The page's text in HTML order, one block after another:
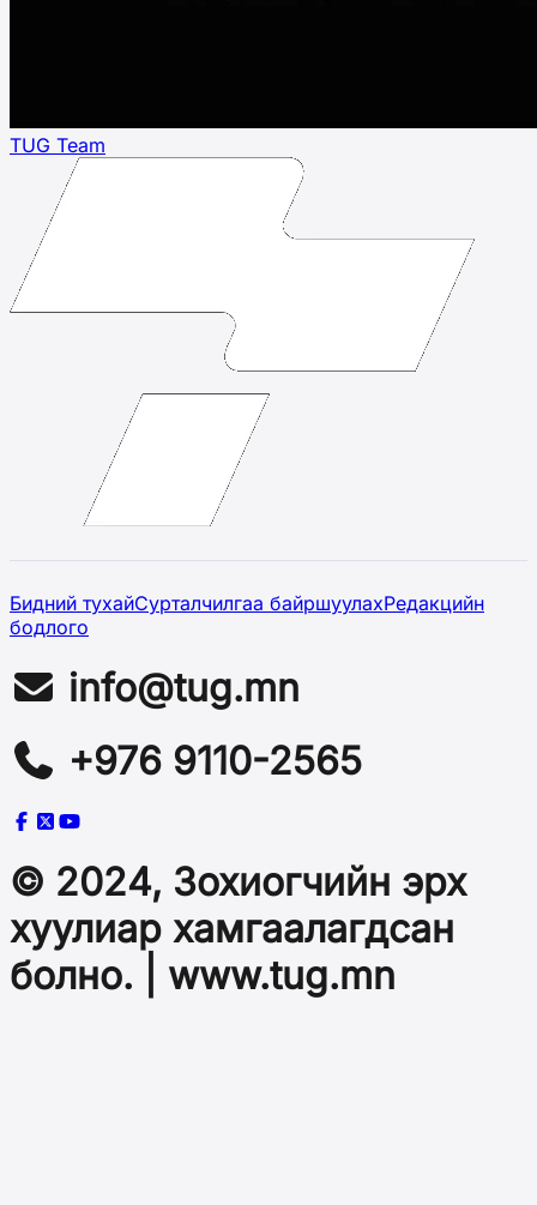
TUG Team
Бидний тухайСурталчилгаа байршуулахРедакцийн
бодлого
info@tug.mn
+976 9110-2565
© 2024, Зохиогчийн эрх
хуулиар хамгаалагдсан
болно. | www.tug.mn